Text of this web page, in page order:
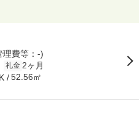
理費等：-)
礼金 2ヶ月
52.56㎡